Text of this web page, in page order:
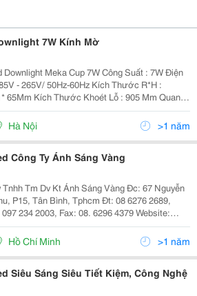
7W Kính Mờ
Meka Cup 7W Công Suất : 7W Điện
50Hz-60Hz Kích Thước R*H :
Lỗ : 905 Mm Quang
Nhiệt Độ Màu :
6500K(Trắng)/3200K(Vàng) Vật Liệu : Nhôm Đúc B
Hà Nội >1 năm
Công Ty Ánh Sáng Vàng
Tm Dv Kt Ánh Sáng Vàng Đc: 67 Nguyễn
Tân Bình, Tphcm Đt: 08 6276 2689,
234 2003, Fax: 08. 6296 4379 Website:
Email:
Công Ty Ánh Sáng Vàng
Hồ Chí Minh >1 năm
Siêu Sáng Siêu Tiết Kiệm, Công Nghệ